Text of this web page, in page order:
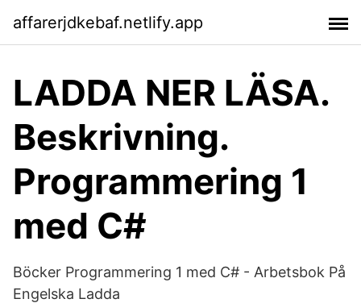
affarerjdkebaf.netlify.app
LADDA NER LÄSA.
Beskrivning.
Programmering 1
med C#
Böcker Programmering 1 med C# - Arbetsbok På
Engelska Ladda